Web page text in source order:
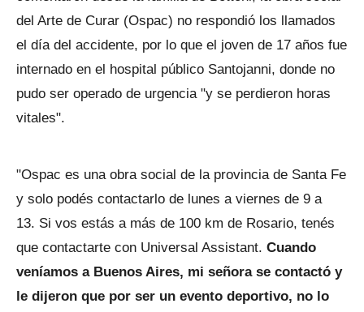
del Arte de Curar (Ospac) no respondió los llamados
el día del accidente, por lo que el joven de 17 años fue
internado en el hospital público Santojanni, donde no
pudo ser operado de urgencia "y se perdieron horas
vitales".
"Ospac es una obra social de la provincia de Santa Fe
y solo podés contactarlo de lunes a viernes de 9 a
13. Si vos estás a más de 100 km de Rosario, tenés
que contactarte con Universal Assistant. Cuando
veníamos a Buenos Aires, mi señora se contactó y
le dijeron que por ser un evento deportivo, no lo